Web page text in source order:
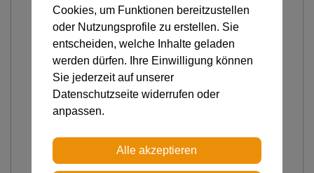
Cookies, um Funktionen bereitzustellen
oder Nutzungsprofile zu erstellen. Sie
entscheiden, welche Inhalte geladen
werden dürfen. Ihre Einwilligung können
Sie jederzeit auf unserer
Datenschutzseite widerrufen oder
anpassen.